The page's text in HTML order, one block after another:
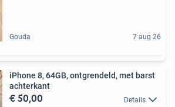
Gouda 7 aug 26
iPhone 8, 64GB, ontgrendeld, met barst
achterkant
€ 50,00 Details